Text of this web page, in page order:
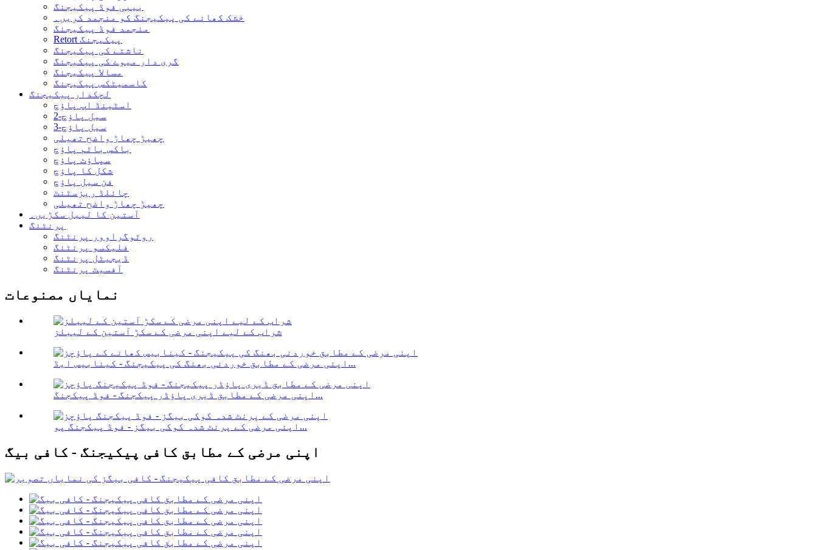
بیبی فوڈ پیکیجنگ
خشک کھانے کی پیکیجنگ کو منجمد کریں۔
منجمد فوڈ پیکیجنگ
Retort پیکیجنگ
ناشتے کی پیکیجنگ
گری دار میوے کی پیکیجنگ
مسالا پیکیجنگ
کاسمیٹکس پیکیجنگ
لچکدار پیکیجنگ
اسٹینڈ اپ پاؤچ
2-سیل پاؤچ
3-سیل پاؤچ
چھیڑ چھاڑ واضح تھیلی
باکس باٹم پاؤچ
سپاؤٹ پاؤچ
شکل کا پاؤچ
فن سیل پاؤچ
چائلڈ ریزسٹنٹ
چھیڑ چھاڑ واضح تھیلی
آستین کا لیبل سکڑیں۔
پرنٹنگ
روٹوگراوور پرنٹنگ
فلیکسو پرنٹنگ
ڈیجیٹل پرنٹنگ
آفسیٹ پرنٹنگ
نمایاں مصنوعات
شراب کے لیے اپنی مرضی کے سکڑ آستین کے لیبلز
اپنی مرضی کے مطابق خوردنی بھنگ کی پیکیجنگ - کینابیس ایڈ...
اپنی مرضی کے مطابق ڈیری پاؤڈر پیکجنگ - فوڈ پیکجنگ...
اپنی مرضی کے پرنٹ شدہ کوکی بیگز - فوڈ پیکجنگ پو...
اپنی مرضی کے مطابق کافی پیکیجنگ - کافی بیگ